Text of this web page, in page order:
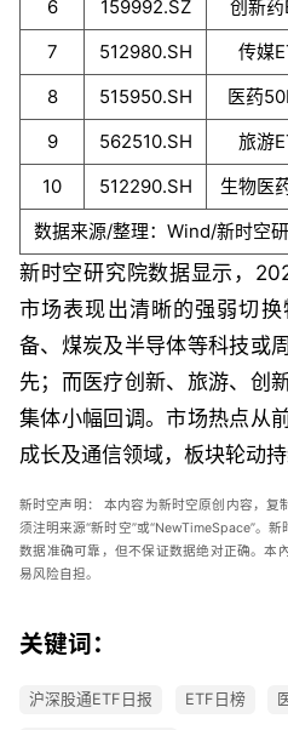
6 159992.SZ 创新
7 512980.SH 传媒
8 515950.SH 医药
9 562510.SH 旅游
10 512290.SH 生物医
数据来源/整理：Wind/新时空
新时空研究院数据显示，
市场表现出清晰的强弱切
备、煤炭及半导体等科技或
先；而医疗创新、旅游、创
集体小幅回调。市场热点从
成长及通信领域，板块轮动持
新时空声明：
本内容为新时空原创内容，复
须注明来源“新时空”或“NewTimeSpace”。新
数据准确可靠，但不保证数据绝对正确。本
易风险自担。
关键词：
沪深股通ETF日报 ETF日榜